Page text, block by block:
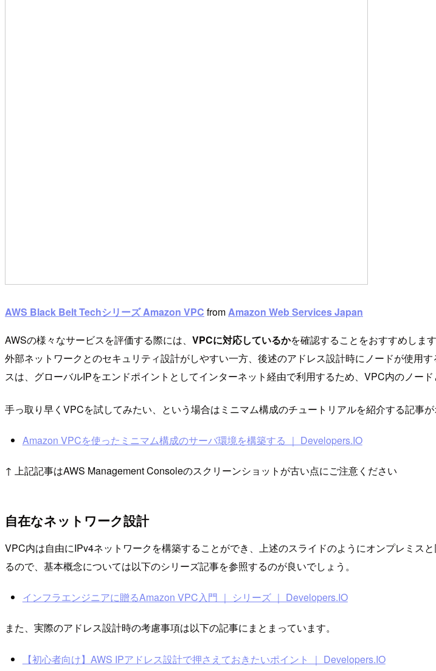
AWS Black Belt Techシリーズ Amazon VPC fromAmazon Web Services Japan
AWSの様々なサービスを評価する際には、 VPCに対応しているかを確認することをおすすめしま
外部ネットワークとのセキュリティ設計がしやすい一方、後述のアドレス設計時にノードが使用
スは、グローバルIPをエンドポイントとしてインターネット経由で利用するため、VPC内のノー
手っ取り早くVPCを試してみたい、という場合はミニマム構成のチュートリアルを紹介する記事が
Amazon VPCを使ったミニマム構成のサーバ環境を構築する ｜ Developers.IO
↑ 上記記事はAWS Management Consoleのスクリーンショットが古い点にご注意ください
自在なネットワーク設計
VPC内は自由にIPv4ネットワークを構築することができ、上述のスライドのようにオンプレミス
るので、基本概念については以下のシリーズ記事を参照するのが良いでしょう。
インフラエンジニアに贈るAmazon VPC入門 ｜ シリーズ ｜ Developers.IO
また、実際のアドレス設計時の考慮事項は以下の記事にまとまっています。
【初心者向け】AWS IPアドレス設計で押さえておきたいポイント ｜ Developers.IO